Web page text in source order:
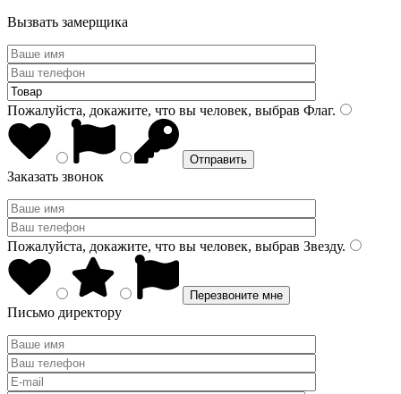
Вызвать замерщика
Пожалуйста, докажите, что вы человек, выбрав Флаг.
Заказать звонок
Пожалуйста, докажите, что вы человек, выбрав Звезду.
Письмо директору